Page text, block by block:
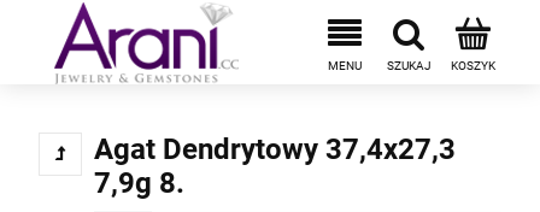
Agat Dendrytowy 37,4x27,3
7,9g 8.